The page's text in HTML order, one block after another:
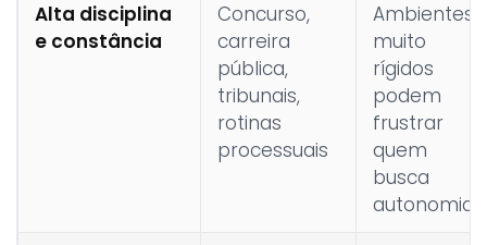
Alta disciplina
e constância
Concurso,
carreira
pública,
tribunais,
rotinas
processuais
Ambientes
muito
rígidos
podem
frustrar
quem
busca
autonomia